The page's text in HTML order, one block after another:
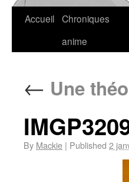
Accueil Chroniques
anime
← Une
By Mackie | Published 2